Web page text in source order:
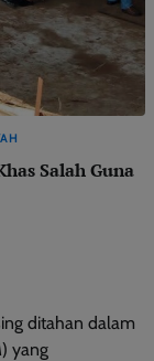
Salah Guna
ditahan dalam
yang